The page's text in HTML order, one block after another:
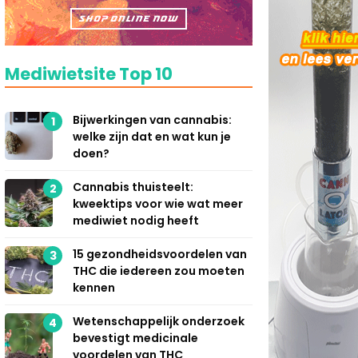
Mediwietsite Top 10
1
Bijwerkingen van cannabis:
welke zijn dat en wat kun je
doen?
2
Cannabis thuisteelt:
kweektips voor wie wat meer
mediwiet nodig heeft
3
15 gezondheidsvoordelen van
THC die iedereen zou moeten
kennen
4
Wetenschappelijk onderzoek
bevestigt medicinale
voordelen van THC